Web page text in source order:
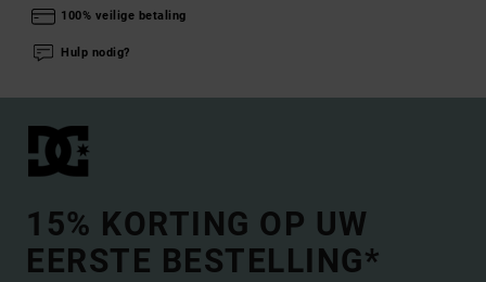
100% veilige betaling
Hulp nodig?
15% KORTING OP UW
EERSTE BESTELLING*